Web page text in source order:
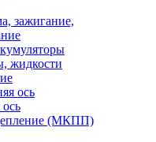
зажигание,
жидкости
ось
(МКПП)